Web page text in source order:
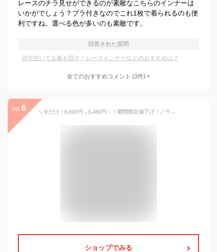
レースのチラ見せができるのが素敵なこちらのインナーは
いかがでしょう？ブラ付きなのでこれ1枚で着られるのも便
利ですね。選べる色が多いのも素敵です。
回答された質問
背中空いてる服を隠す！レースインナーなどのおすすめは？
全てのおすすめコメント (3件) >
no. 6 ＼今だけ！8,900円→5,480円～！期間限定値下げ！／ラッシュガード レディース 水着 レディース 体型カバー 5点セット タンキニ レギンス ショートパンツ UVカット UPF50+ 水陸両用 フィットネス 上下セット ママ水着 大きいサイズ
ショップでみる